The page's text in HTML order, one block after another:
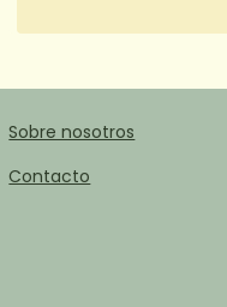
Sobre nosotros
Contacto